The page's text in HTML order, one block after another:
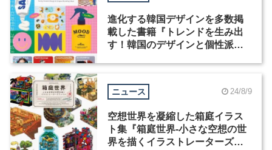
進化する韓国デザインを多数掲
載した書籍『トレンドを生み出
す！韓国のデザインと個性派ブ
ニュース 24/8/9
空想世界を凝縮した箱庭イラス
ト集『箱庭世界‐小さな空想の世
界を描くイラストレーターズフ